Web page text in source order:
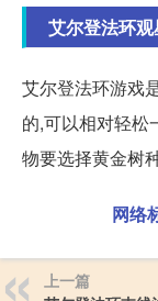
艾尔登法环
艾尔登法环游戏
的,可以相对轻松
物要选择黄金树
网络
上一篇